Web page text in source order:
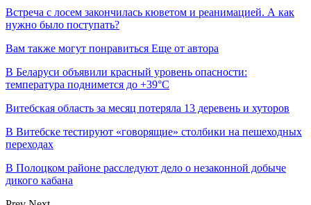
Встреча с лосем закончилась кюветом и реанимацией. А как
нужно было поступать?
Вам также могут понравиться Еще от автора
В Беларуси объявили красный уровень опасности:
температура поднимется до +39°C
Витебская область за месяц потеряла 13 деревень и хуторов
В Витебске тестируют «говорящие» столбики на пешеходных
переходах
В Полоцком районе расследуют дело о незаконной добыче
дикого кабана